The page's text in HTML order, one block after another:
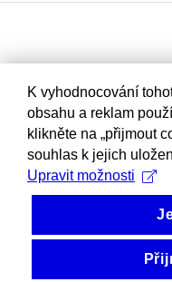
K vyhodnocování
obsahu a reklam
klikněte na „přijmout
souhlas k jejich
Upravit možnosti